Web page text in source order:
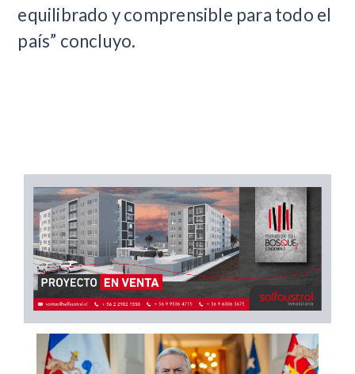
equilibrado y comprensible para todo el
país” concluyo.